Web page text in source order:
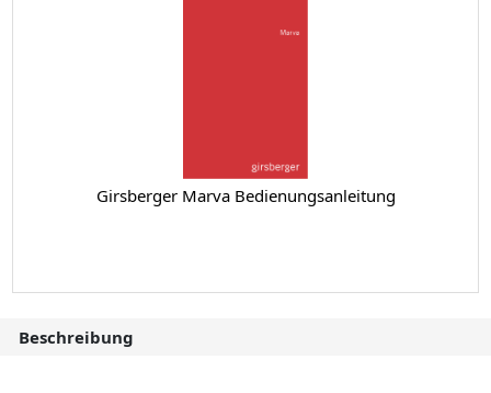
Girsberger Marva Bedienungsanleitung
Beschreibung